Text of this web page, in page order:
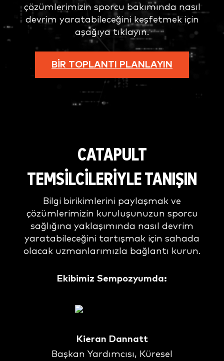
çözümlerimizin sporcu bakımında nasıl
devrim yaratabileceğini keşfetmek için
aşağıya tıklayın.
BIR TOPLANTI PLANLAYIN
CATAPULT
TEMSILCILERIYLE TANIŞIN
Bilgi birikimlerini paylaşmak ve
çözümlerimizin kuruluşunuzun sporcu
sağlığına yaklaşımında nasıl devrim
yaratabileceğini tartışmak için sahada
olacak uzmanlarımızla bağlantı kurun.
Ekibimiz Sempozyumda:
Kieran Dannatt
Başkan Yardımcısı, Küresel